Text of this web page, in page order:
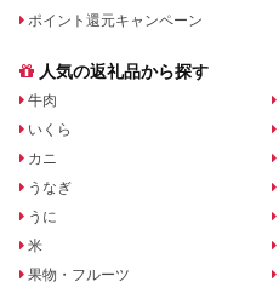
ポイント還元キャンペーン
人気の返礼品から探す
牛肉
いくら
カニ
うなぎ
うに
米
果物・フルーツ